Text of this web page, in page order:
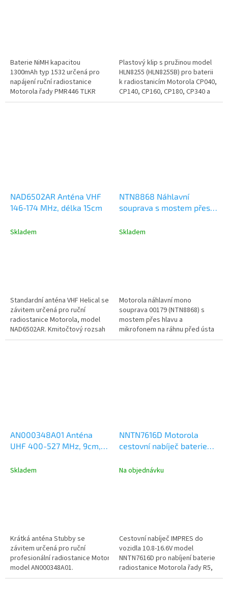
Baterie NiMH kapacitou
1300mAh typ 1532 určená pro
napájení ruční radiostanice
Motorola řady PMR446 TLKR
(Talkabout) T62, T82, T92.
Plastový klip s pružinou model
HLN8255 (HLN8255B) pro baterii
k radiostanicím Motorola CP040,
CP140, CP160, CP180, CP340 a
DP1400. Klip slouží pro...
NAD6502AR Anténa VHF
146-174 MHz, délka 15cm
Skladem
Standardní anténa VHF Helical se
závitem určená pro ruční
radiostanice Motorola, model
NAD6502AR. Kmitočtový rozsah
VHF 146 - 174 MHz, délka
NTN8868 Náhlavní
souprava s mostem přes
ráhnu TLKR - bez PTT
Skladem
Motorola náhlavní mono
souprava 00179 (NTN8868) s
mostem přes hlavu a
mikrofonem na ráhnu před ústa
pro vysílačky Motorola TLKR.
AN000348A01 Anténa
UHF 400-527 MHz, 9cm,
Skladem
Krátká anténa Stubby se
závitem určená pro ruční
profesionální radiostanice Motorola,
model AN000348A01.
Kmitočtový rozsah...
NNTN7616D Motorola
cestovní nabíječ baterie
radiostanice Motorola
Na objednávku
Cestovní nabíječ IMPRES do
vozidla 10.8-16.6V model
NNTN7616D pro nabíjení baterie
radiostanice Motorola řady R5,
R7, DP2000 a DP4000. Nabíječ...